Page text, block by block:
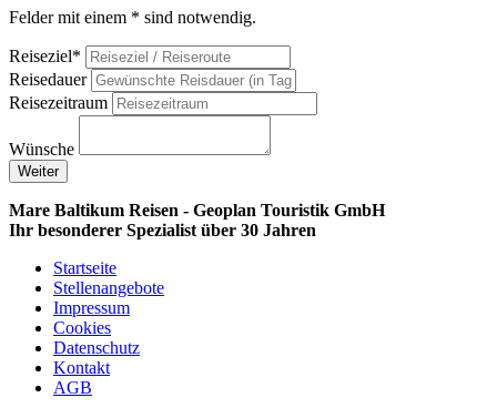
Felder mit einem * sind notwendig.
Reiseziel*
Reisedauer
Reisezeitraum
Wünsche
Weiter
Mare Baltikum Reisen - Geoplan Touristik GmbH
Ihr besonderer Spezialist über 30 Jahren
Startseite
Stellenangebote
Impressum
Cookies
Datenschutz
Kontakt
AGB